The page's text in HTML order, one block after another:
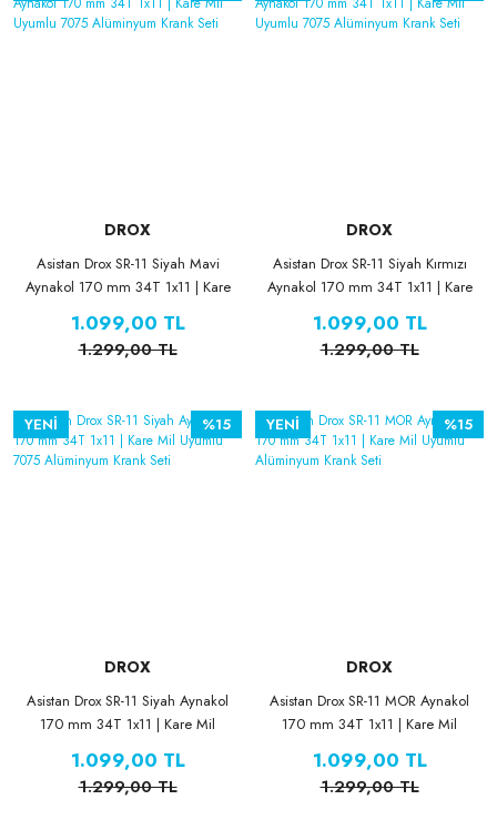
DROX
Asistan Drox SR-11 Siyah Mavi
Aynakol 170 mm 34T 1x11 | Kare
Krank Seti
1.099,00 TL
1.299,00 TL
DROX
Asistan Drox SR-11 Siyah Kırmızı
Aynakol 170 mm 34T 1x11 | Kare
Krank Seti
1.099,00 TL
1.299,00 TL
%15
YENİ
DROX
Asistan Drox SR-11 Siyah Aynakol
170 mm 34T 1x11 | Kare Mil
Seti
1.099,00 TL
1.299,00 TL
%15
YENİ
DROX
Asistan Drox SR-11 MOR Aynakol
170 mm 34T 1x11 | Kare Mil
1.099,00 TL
1.299,00 TL